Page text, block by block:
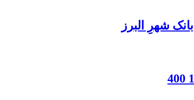
شهرِ البرز